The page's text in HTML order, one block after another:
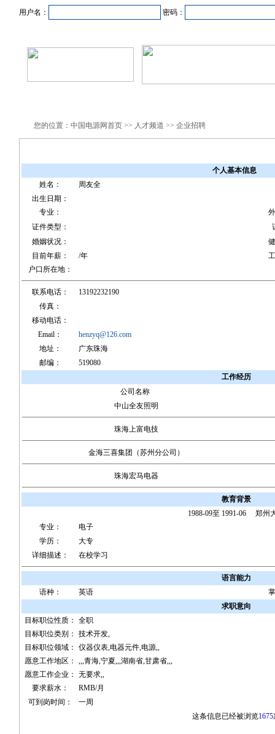
用户名： 密码：
您的位置：中国电源网首页 >> 人才频道 >> 企业招聘
个人基本信息
姓名：
周友全
出生日期：
专业：
证件类型：
婚姻状况：
目前年薪：
/年
户口所在地：
联系电话：
13192232190
传真：
移动电话：
Email：
henzyq@126.com
地址：
广东珠海
邮编：
519080
工作经历
公司名称
中山全友照明
珠海上富电技
金海三喜集团（苏州分公司）
珠海宏马电器
教育背景
1988-09至 1991-06 郑州
专业：
电子
学历：
大专
详细描述：
在校学习
语言能力
语种：
英语
求职意向
目标职位性质：
全职
目标职位类别：
技术开发,
目标职位领域：
仪器仪表,电器元件,电源,,
愿意工作地区：
,,,青海,宁夏,,,湖南省,甘肃省,,,
愿意工作企业：
无要求,,
要求薪水：
RMB/月
可到岗时间：
一周
这条信息已经被浏览1675